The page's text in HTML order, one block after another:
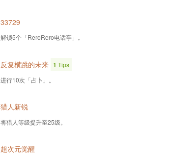
33729
解锁5个「ReroRero电话亭」。
反复横跳的未来 1 Tips
进行10次「占卜」。
猎人新锐
将猎人等级提升至25级。
超次元觉醒